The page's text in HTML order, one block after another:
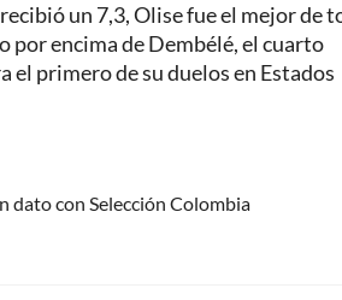
un 7,3, Olise fue el mejor de
por encima de Dembélé, el cuarto
primero de su duelos en Estados
dato con Selección Colombia